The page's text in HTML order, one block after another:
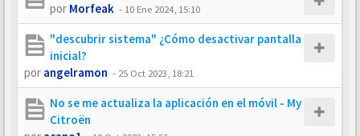
por Morfeak - 10 Ene 2024, 15:10
"descubrir sistema" ¿Cómo desactivar pantalla
inicial?
por angelramon - 25 Oct 2023, 18:21
No se me actualiza la aplicación en el móvil - My
Citroën